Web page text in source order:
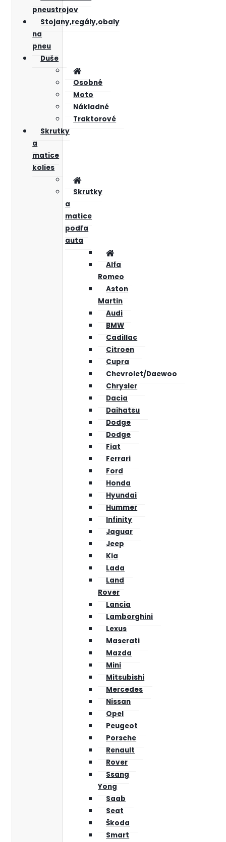
pneustrojov
Stojany,regály,obaly
na
pneu
Duše
Osobné
Moto
Nákladné
Traktorové
Skrutky
a
matice
kolies
Skrutky
a
matice
podľa
auta
Alfa
Romeo
Aston
Martin
Audi
BMW
Cadillac
Citroen
Cupra
Chevrolet/Daewoo
Chrysler
Dacia
Daihatsu
Dodge
Dodge
Fiat
Ferrari
Ford
Honda
Hyundai
Hummer
Infinity
Jaguar
Jeep
Kia
Lada
Land
Rover
Lancia
Lamborghini
Lexus
Maserati
Mazda
Mini
Mitsubishi
Mercedes
Nissan
Opel
Peugeot
Porsche
Renault
Rover
Ssang
Yong
Saab
Seat
Škoda
Smart